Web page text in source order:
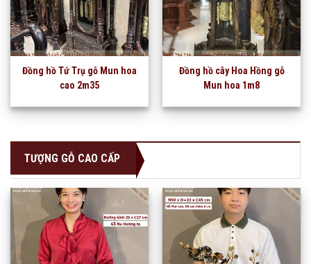
Đồng hồ Tứ Trụ gỗ Mun hoa
cao 2m35
Đồng hồ cây Hoa Hồng gỗ
Mun hoa 1m8
TƯỢNG GỖ CAO CẤP